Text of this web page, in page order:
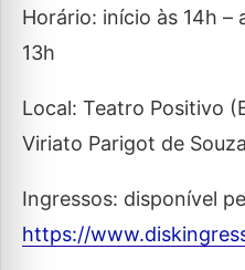
Horário: início às 14h
13h
Local: Teatro Positivo
Viriato Parigot de
Ingressos: disponível
https://